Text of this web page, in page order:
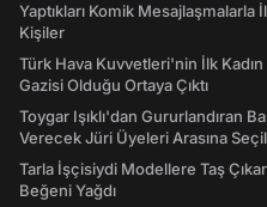
Yaptıkları Komik
Kişiler
Türk Hava Kuvvetleri'nin İlk
Gazisi Olduğu Ortaya Çıktı
Toygar Işıklı'dan Gururlandıran
Verecek Jüri Üyeleri Arasına
Tarla İşçisiydi Modellere Taş
Beğeni Yağdı